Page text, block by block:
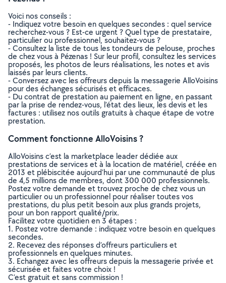
Voici nos conseils :
- Indiquez votre besoin en quelques secondes : quel service
recherchez-vous ? Est-ce urgent ? Quel type de prestataire,
particulier ou professionnel, souhaitez-vous ?
- Consultez la liste de tous les tondeurs de pelouse, proches
de chez vous à Pézenas ! Sur leur profil, consultez les services
proposés, les photos de leurs réalisations, les notes et avis
laissés par leurs clients.
- Conversez avec les offreurs depuis la messagerie AlloVoisins
pour des échanges sécurisés et efficaces.
- Du contrat de prestation au paiement en ligne, en passant
par la prise de rendez-vous, l’état des lieux, les devis et les
factures : utilisez nos outils gratuits à chaque étape de votre
prestation.
Comment fonctionne AlloVoisins ?
AlloVoisins c’est la marketplace leader dédiée aux
prestations de services et à la location de matériel, créée en
2013 et plébiscitée aujourd’hui par une communauté de plus
de 4,5 millions de membres, dont 300 000 professionnels.
Postez votre demande et trouvez proche de chez vous un
particulier ou un professionnel pour réaliser toutes vos
prestations, du plus petit besoin aux plus grands projets,
pour un bon rapport qualité/prix.
Facilitez votre quotidien en 3 étapes :
1. Postez votre demande : indiquez votre besoin en quelques
secondes.
2. Recevez des réponses d’offreurs particuliers et
professionnels en quelques minutes.
3. Echangez avec les offreurs depuis la messagerie privée et
sécurisée et faites votre choix !
C’est gratuit et sans commission !